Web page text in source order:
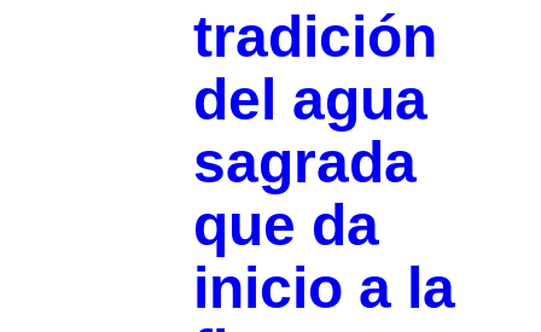
tradición
del agua
sagrada
que da
inicio a la